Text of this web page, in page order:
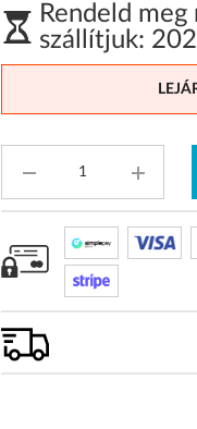
Rendeld
szállítjuk: